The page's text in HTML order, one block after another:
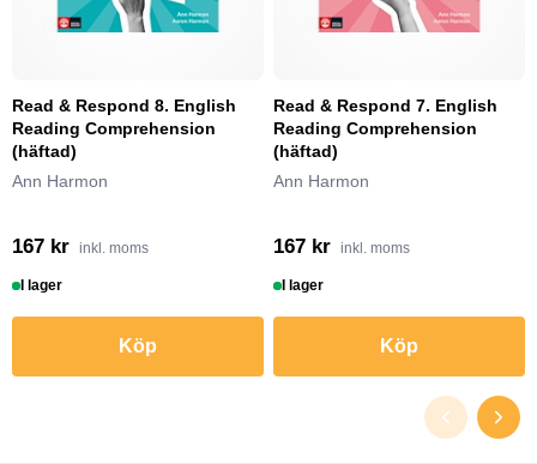
Read & Respond 8. English
Reading Comprehension
(häftad)
Ann Harmon
167 kr inkl. moms
I lager
Köp
Read & Respond 7. English
Reading Comprehension
(häftad)
Ann Harmon
167 kr inkl. moms
I lager
Köp